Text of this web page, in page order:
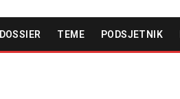
DOSSIER TEME PODSJETNIK